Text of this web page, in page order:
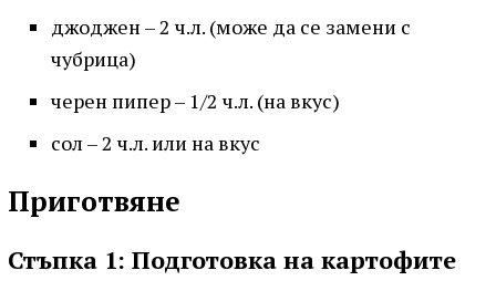
джоджен – 2 ч.л. (може да се замени с
чубрица)
черен пипер – 1/2 ч.л. (на вкус)
сол – 2 ч.л. или на вкус
Приготвяне
Стъпка 1: Подготовка на картофите